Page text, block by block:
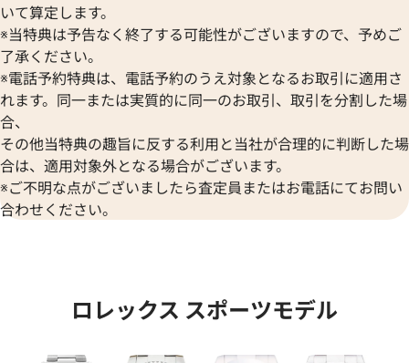
イトジャスト 41 126333 シ
格
時点の参考買取価格です
ロレックス デイトジャスト
ク 126333
1,974,000円
※2024年6月9日時点の参考買
いて算定します。
※当特典は予告なく終了する可能性がございますので、予めご
了承ください。
※電話予約特典は、電話予約のうえ対象となるお取引に適用さ
れます。同一または実質的に同一のお取引、取引を分割した場
合、
その他当特典の趣旨に反する利用と当社が合理的に判断した場
合は、適用対象外となる場合がございます。
※ご不明な点がございましたら査定員またはお電話にてお問い
合わせください。
ロレックス スポーツモデル